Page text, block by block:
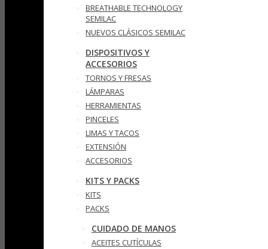
BREATHABLE TECHNOLOGY
SEMILAC
NUEVOS CLÁSICOS SEMILAC
DISPOSITIVOS Y
ACCESORIOS
TORNOS Y FRESAS
LÁMPARAS
HERRAMIENTAS
PINCELES
LIMAS Y TACOS
EXTENSIÓN
ACCESORIOS
KITS Y PACKS
KITS
PACKS
CUIDADO DE MANOS
ACEITES CUTÍCULAS